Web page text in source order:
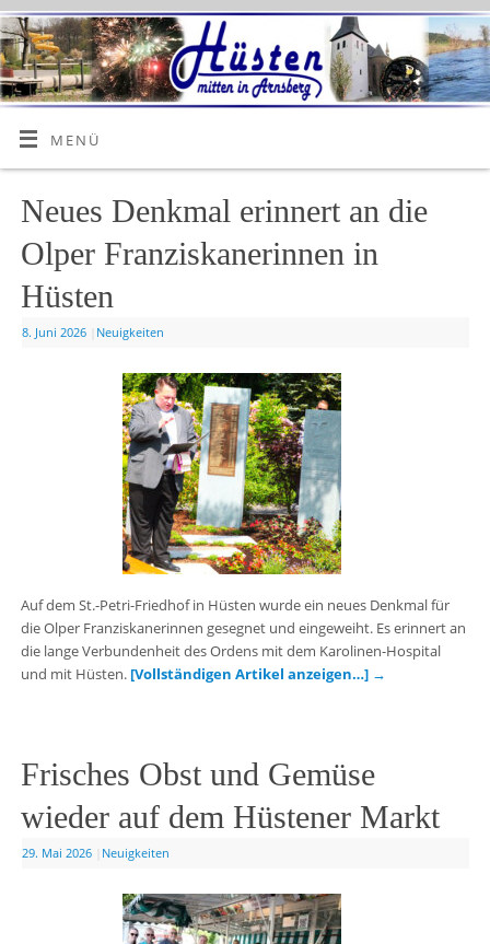
MENÜ
Neues Denkmal erinnert an die
Olper Franziskanerinnen in
Hüsten
8. Juni 2026 Neuigkeiten
Auf dem St.-Petri-Friedhof in Hüsten wurde ein neues Denkmal für
die Olper Franziskanerinnen gesegnet und eingeweiht. Es erinnert an
die lange Verbundenheit des Ordens mit dem Karolinen-Hospital
und mit Hüsten. [Vollständigen Artikel anzeigen…] →
Frisches Obst und Gemüse
wieder auf dem Hüstener Markt
29. Mai 2026 Neuigkeiten